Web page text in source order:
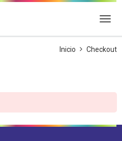
Inicio Checkout